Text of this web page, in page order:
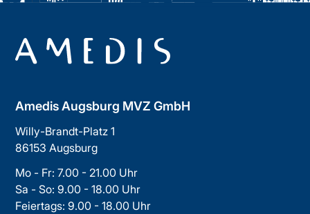
Amedis Augsburg MVZ GmbH
Willy-Brandt-Platz 1
86153 Augsburg
Mo - Fr: 7.00 - 21.00 Uhr
Sa - So: 9.00 - 18.00 Uhr
Feiertags: 9.00 - 18.00 Uhr